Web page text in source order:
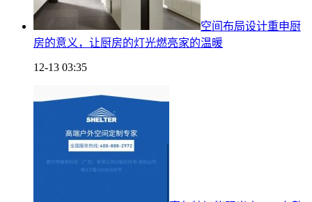
空间布局设计重申厨
房的意义，让厨房的灯光燃亮家的温暖
12-13 03:35